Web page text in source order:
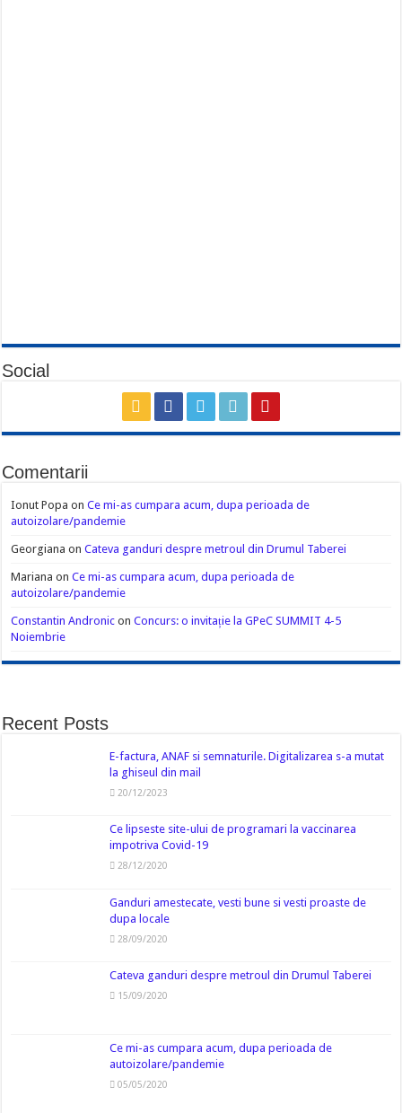
Social
Comentarii
Ionut Popa onCe mi-as cumpara acum, dupa perioada de
autoizolare/pandemie
Georgiana onCateva ganduri despre metroul din Drumul Taberei
Mariana onCe mi-as cumpara acum, dupa perioada de
autoizolare/pandemie
Constantin Andronic onConcurs: o invitație la GPeC SUMMIT 4-5
Noiembrie
Recent Posts
E-factura, ANAF si semnaturile. Digitalizarea s-a mutat
la ghiseul din mail
20/12/2023
Ce lipseste site-ului de programari la vaccinarea
impotriva Covid-19
28/12/2020
Ganduri amestecate, vesti bune si vesti proaste de
dupa locale
28/09/2020
Cateva ganduri despre metroul din Drumul Taberei
15/09/2020
Ce mi-as cumpara acum, dupa perioada de
autoizolare/pandemie
05/05/2020